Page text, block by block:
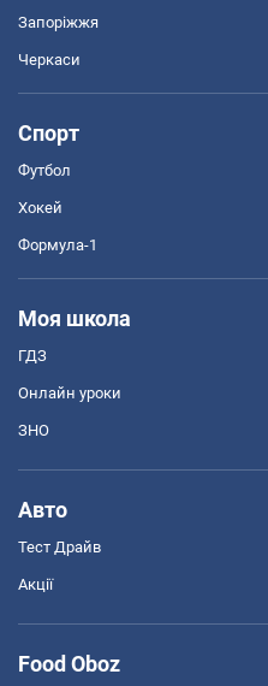
Запоріжжя
Черкаси
Спорт
Футбол
Хокей
Формула-1
Моя школа
ГДЗ
Онлайн уроки
ЗНО
Авто
Тест Драйв
Акції
Food Oboz